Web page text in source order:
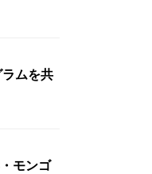
ムを共
モンゴ